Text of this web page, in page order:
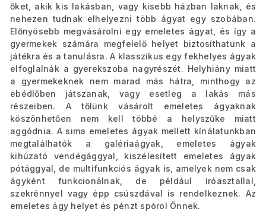
őket, akik kis lakásban, vagy kisebb házban laknak, és
nehezen tudnak elhelyezni több ágyat egy szobában.
Előnyösebb megvásárolni egy emeletes ágyat, és így a
gyermekek számára megfelelő helyet biztosíthatunk a
játékra és a tanulásra. A klasszikus egy fekhelyes ágyak
elfoglalnák a gyerekszoba nagyrészét. Helyhiány miatt
a gyermekeknek nem marad más hátra, minthogy az
ebédlőben játszanak, vagy esetleg a lakás más
részeiben. A tőlünk vásárolt emeletes ágyaknak
köszönhetően nem kell többé a helyszűke miatt
aggódnia. A sima emeletes ágyak mellett kínálatunkban
megtalálhatók a galériaágyak, emeletes ágyak
kihúzató vendégággyal , kiszélesített emeletes ágyak
pótággyal, de multifunkciós ágyak is, amelyek nem csak
ágyként funkcionálnak, de például íróasztallal,
szekrénnyel vagy épp csúszdával is rendelkeznek. Az
emeletes ágy helyet és pénzt spórol Önnek.